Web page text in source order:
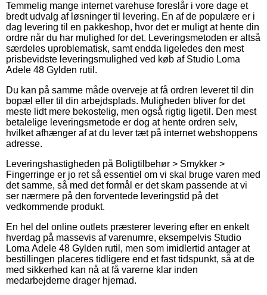
Temmelig mange internet varehuse foreslår i vore dage et
bredt udvalg af løsninger til levering. En af de populære er i
dag levering til en pakkeshop, hvor det er muligt at hente din
ordre når du har mulighed for det. Leveringsmetoden er altså
særdeles uproblematisk, samt endda ligeledes den mest
prisbevidste leveringsmulighed ved køb af Studio Loma
Adele 48 Gylden rutil.
Du kan på samme måde overveje at få ordren leveret til din
bopæl eller til din arbejdsplads. Muligheden bliver for det
meste lidt mere bekostelig, men også rigtig ligetil. Den mest
betalelige leveringsmetode er dog at hente ordren selv,
hvilket afhænger af at du lever tæt på internet webshoppens
adresse.
Leveringshastigheden på Boligtilbehør > Smykker >
Fingerringe er jo ret så essentiel om vi skal bruge varen med
det samme, så med det formål er det skam passende at vi
ser nærmere på den forventede leveringstid på det
vedkommende produkt.
En hel del online outlets præsterer levering efter en enkelt
hverdag på massevis af varenumre, eksempelvis Studio
Loma Adele 48 Gylden rutil, men som imidlertid antager at
bestillingen placeres tidligere end et fast tidspunkt, så at de
med sikkerhed kan nå at få varerne klar inden
medarbejderne drager hjemad.